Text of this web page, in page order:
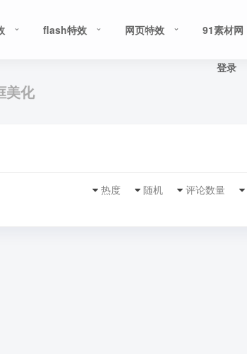
flash特效 网页特效 91素材网
登录
美化
评论数量
随机
热度